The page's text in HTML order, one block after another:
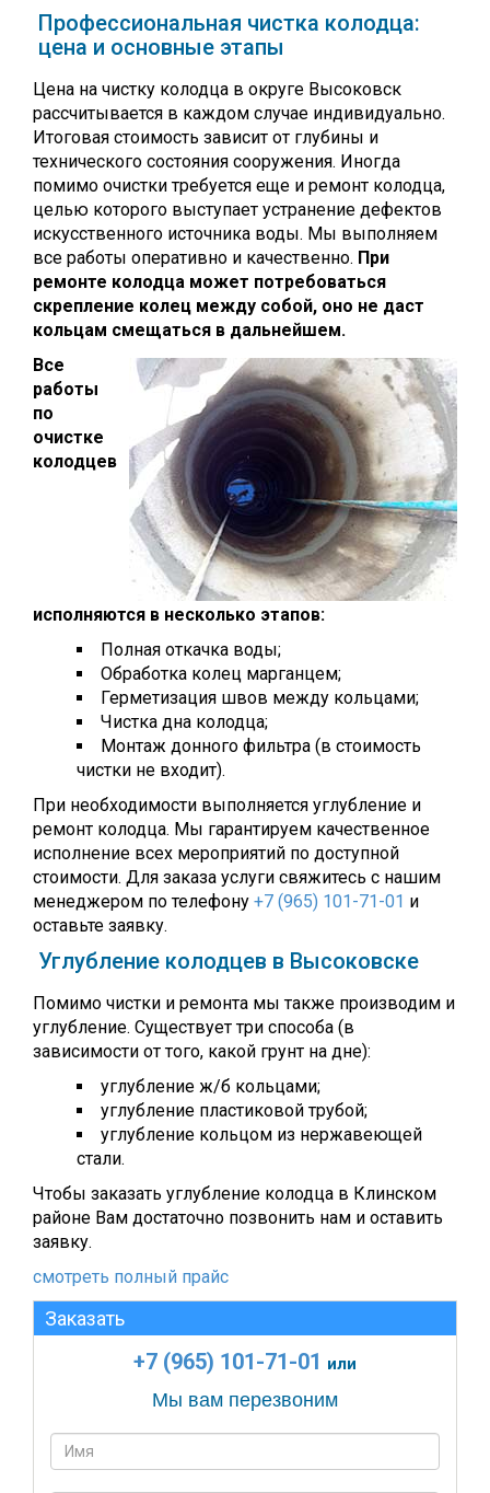
Профессиональная чистка колодца:
цена и основные этапы
Цена на чистку колодца в округе Высоковск
рассчитывается в каждом случае индивидуально.
Итоговая стоимость зависит от глубины и
технического состояния сооружения. Иногда
помимо очистки требуется еще и ремонт колодца,
целью которого выступает устранение дефектов
искусственного источника воды. Мы выполняем
все работы оперативно и качественно. При
ремонте колодца может потребоваться
скрепление колец между собой, оно не даст
кольцам смещаться в дальнейшем.
Все
работы
по
очистке
колодцев
исполняются в несколько этапов:
Полная откачка воды;
Обработка колец марганцем;
Герметизация швов между кольцами;
Чистка дна колодца;
Монтаж донного фильтра (в стоимость
чистки не входит).
При необходимости выполняется углубление и
ремонт колодца. Мы гарантируем качественное
исполнение всех мероприятий по доступной
стоимости. Для заказа услуги свяжитесь с нашим
менеджером по телефону +7 (965) 101-71-01 и
оставьте заявку.
Углубление колодцев в Высоковске
Помимо чистки и ремонта мы также производим и
углубление. Существует три способа (в
зависимости от того, какой грунт на дне):
углубление ж/б кольцами;
углубление пластиковой трубой;
углубление кольцом из нержавеющей
стали.
Чтобы заказать углубление колодца в Клинском
районе Вам достаточно позвонить нам и оставить
заявку.
смотреть полный прайс
Заказать
+7 (965) 101-71-01 или
Мы вам перезвоним